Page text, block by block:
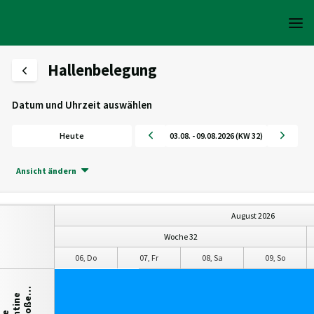
Hallenbelegung
Datum und Uhrzeit auswählen
Heute 03.08. - 09.08.2026 (KW 32)
Ansicht ändern
August 2026
Woche 32
06, Do 07, Fr 08, Sa 09, So